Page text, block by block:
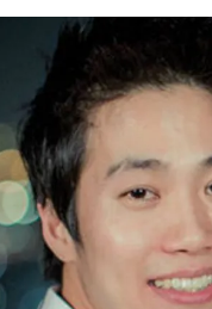
กแอปฟรี ติด
บริษัท อิมเมจ ฟิวเจอร์ (ประเทศไทย) จำ